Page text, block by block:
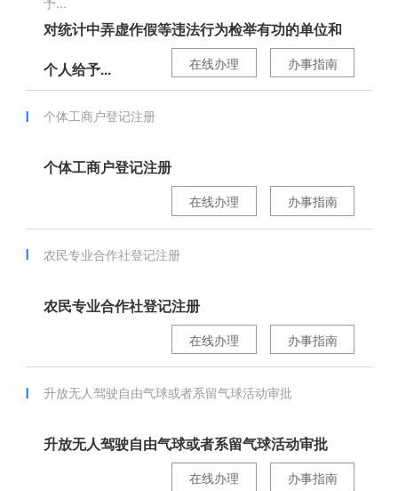
对统计中弄虚作假等违法行为检举有功的单位和
个人给予... 办事指南
在线办理
个体工商户登记注册
个体工商户登记注册
办事指南
在线办理
农民专业合作社登记注册
农民专业合作社登记注册
办事指南
在线办理
升放无人驾驶自由气球或者系留气球活动审批
升放无人驾驶自由气球或者系留气球活动审批
办事指南
在线办理